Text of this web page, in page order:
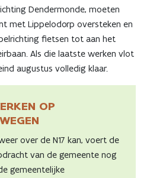
Dendermonde, moeten
met Lippelodorp oversteken en
fietsen tot aan het
Als die laatste werken vlot
augustus volledig klaar.
OP
over de N17 kan, voert de
van de gemeente nog
gemeentelijke